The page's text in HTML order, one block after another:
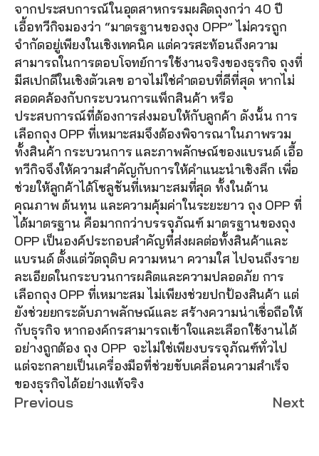
จากประสบการณ์ในอุตสาหกรรมผลิตถุงกว่า 40 ปี
เอื้อทวีกิจมองว่า “มาตรฐานของถุง OPP” ไม่ควรถูก
จำกัดอยู่เพียงในเชิงเทคนิค แต่ควรสะท้อนถึงความ
สามารถในการตอบโจทย์การใช้งานจริงของธุรกิจ ถุงที่
มีสเปกดีในเชิงตัวเลข อาจไม่ใช่คำตอบที่ดีที่สุด หากไม่
สอดคล้องกับกระบวนการแพ็กสินค้า หรือ
ประสบการณ์ที่ต้องการส่งมอบให้กับลูกค้า ดังนั้น การ
เลือกถุง OPP ที่เหมาะสมจึงต้องพิจารณาในภาพรวม
ทั้งสินค้า กระบวนการ และภาพลักษณ์ของแบรนด์ เอื้อ
ทวีกิจจึงให้ความสำคัญกับการให้คำแนะนำเชิงลึก เพื่อ
ช่วยให้ลูกค้าได้โซลูชันที่เหมาะสมที่สุด ทั้งในด้าน
คุณภาพ ต้นทุน และความคุ้มค่าในระยะยาว ถุง OPP ที่
ได้มาตรฐาน คือมากกว่าบรรจุภัณฑ์ มาตรฐานของถุง
OPP เป็นองค์ประกอบสำคัญที่ส่งผลต่อทั้งสินค้าและ
แบรนด์ ตั้งแต่วัตถุดิบ ความหนา ความใส ไปจนถึงราย
ละเอียดในกระบวนการผลิตและความปลอดภัย การ
เลือกถุง OPP ที่เหมาะสม ไม่เพียงช่วยปกป้องสินค้า แต่
ยังช่วยยกระดับภาพลักษณ์และ สร้างความน่าเชื่อถือให้
กับธุรกิจ หากองค์กรสามารถเข้าใจและเลือกใช้งานได้
อย่างถูกต้อง ถุง OPP  จะไม่ใช่เพียงบรรจุภัณฑ์ทั่วไป
แต่จะกลายเป็นเครื่องมือที่ช่วยขับเคลื่อนความสำเร็จ
ของธุรกิจได้อย่างแท้จริง
Previous Next